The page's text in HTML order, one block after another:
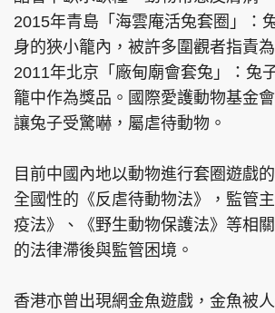
2015年青島「海雲庵活兔套圈」：
身的狹小籠內，被許多圍觀者指責
2011年北京「廠甸廟會套兔」：兔
籠中作為獎品。國際愛護動物基金
讓兔子受驚嚇，屬虐待動物。
目前中國內地以動物進行套圈遊戲
全國性的《反虐待動物法》，監管
疫法》、《野生動物保護法》等相
的法律滯後與監管困境。
香港亦曾出現網金魚遊戲，金魚被